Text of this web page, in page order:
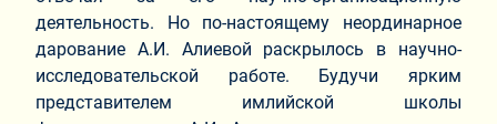
деятельность. Но по-настоящему неординарное
дарование А.И. Алиевой раскрылось в научно-
исследовательской работе. Будучи ярким
представителем имлийской школы